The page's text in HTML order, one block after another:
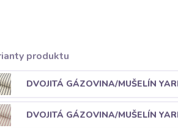
produktu
DVOJITÁ GÁZOVINA/MUŠELÍN
DVOJITÁ GÁZOVINA/MUŠELÍN